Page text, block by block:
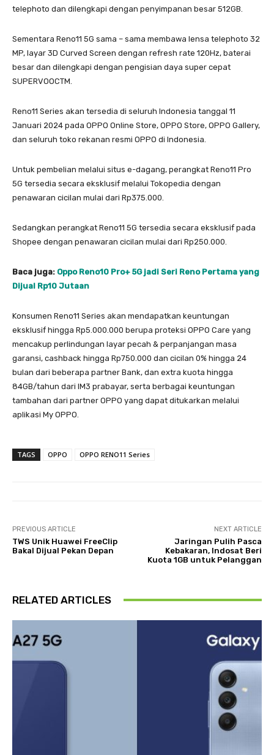
telephoto dan dilengkapi dengan penyimpanan besar 512GB.
Sementara Reno11 5G sama – sama membawa lensa telephoto 32
MP, layar 3D Curved Screen dengan refresh rate 120Hz, baterai
besar dan dilengkapi dengan pengisian daya super cepat
SUPERVOOCTM.
Reno11 Series akan tersedia di seluruh Indonesia tanggal 11
Januari 2024 pada OPPO Online Store, OPPO Store, OPPO Gallery,
dan seluruh toko rekanan resmi OPPO di Indonesia.
Untuk pembelian melalui situs e-dagang, perangkat Reno11 Pro
5G tersedia secara eksklusif melalui Tokopedia dengan
penawaran cicilan mulai dari Rp375.000.
Sedangkan perangkat Reno11 5G tersedia secara eksklusif pada
Shopee dengan penawaran cicilan mulai dari Rp250.000.
Baca juga: Oppo Reno10 Pro+ 5G jadi Seri Reno Pertama yang
Dijual Rp10 Jutaan
Konsumen Reno11 Series akan mendapatkan keuntungan
eksklusif hingga Rp5.000.000 berupa proteksi OPPO Care yang
mencakup perlindungan layar pecah & perpanjangan masa
garansi, cashback hingga Rp750.000 dan cicilan 0% hingga 24
bulan dari beberapa partner Bank, dan extra kuota hingga
84GB/tahun dari IM3 prabayar, serta berbagai keuntungan
tambahan dari partner OPPO yang dapat ditukarkan melalui
aplikasi My OPPO.
TAGS OPPO OPPO RENO11 Series
PREVIOUS ARTICLE
TWS Unik Huawei FreeClip
Bakal Dijual Pekan Depan
NEXT ARTICLE
Jaringan Pulih Pasca
Kebakaran, Indosat Beri
Kuota 1GB untuk Pelanggan
RELATED ARTICLES